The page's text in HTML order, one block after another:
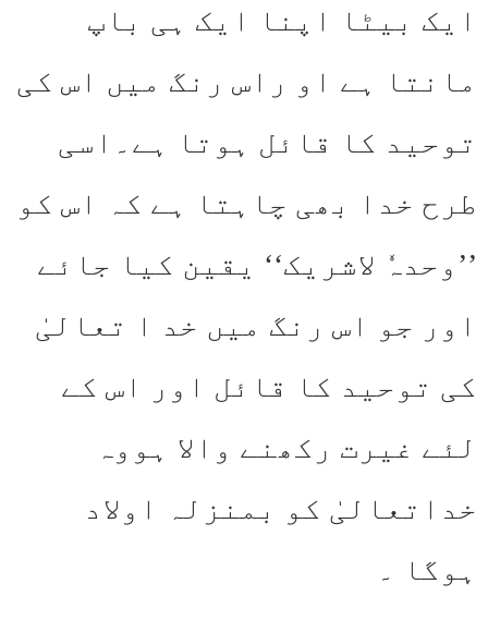
ایک بیٹا اپنا ایک ہی باپ
مانتا ہے او راس رنگ میں اس کی
توحید کا قائل ہوتا ہے۔اسی
طرح خدا بھی چاہتا ہے کہ اس کو
’’وحدہٗ لاشریک‘‘ یقین کیا جائے
اور جو اس رنگ میں خد ا تعالیٰ
کی توحید کا قائل اور اس کے
لئے غیرت رکھنے والا ہووہ
خداتعالیٰ کو بمنزلہ اولاد
ہوگا ۔